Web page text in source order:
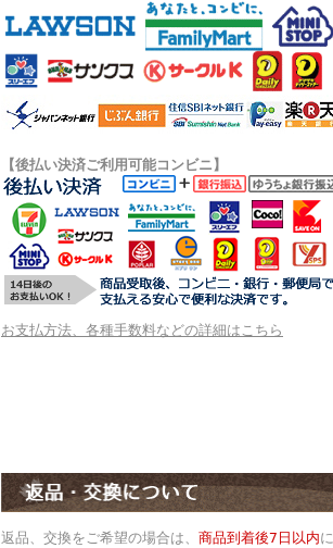
【後払い決済ご利用可能コンビニ】
お支払方法、各種手数料などの詳細はこちら
返品、交換をご希望の場合は、 商品到着後7日以内